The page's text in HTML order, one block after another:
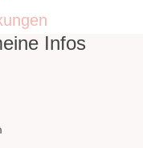
Infos